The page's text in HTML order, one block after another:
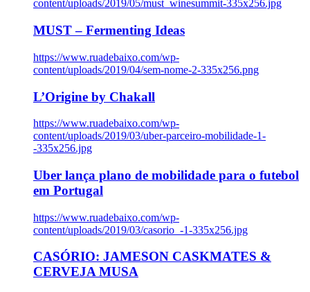
content/uploads/2019/05/must_winesummit-335x256.jpg
MUST – Fermenting Ideas
https://www.ruadebaixo.com/wp-
content/uploads/2019/04/sem-nome-2-335x256.png
L’Origine by Chakall
https://www.ruadebaixo.com/wp-
content/uploads/2019/03/uber-parceiro-mobilidade-1-
-335x256.jpg
Uber lança plano de mobilidade para o futebol
em Portugal
https://www.ruadebaixo.com/wp-
content/uploads/2019/03/casorio_-1-335x256.jpg
CASÓRIO: JAMESON CASKMATES &
CERVEJA MUSA